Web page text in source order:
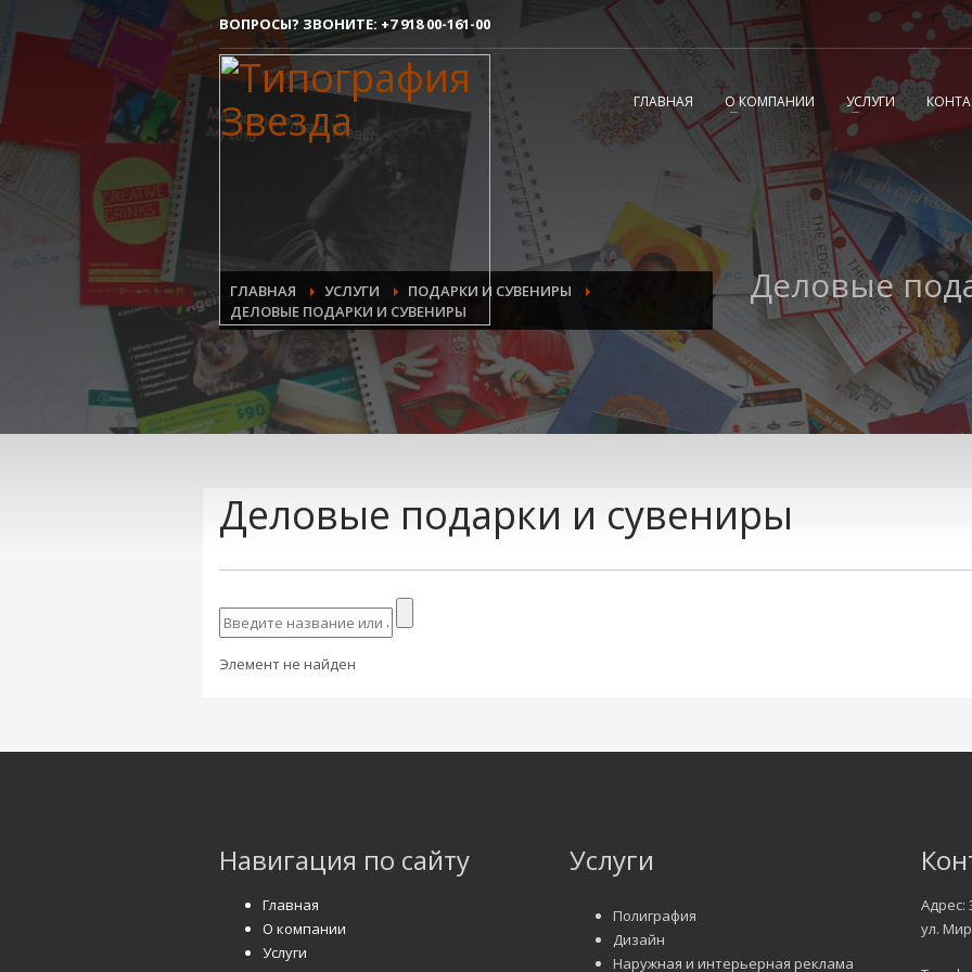
Как сделать заказ
1 Вы делаете заявку. Согласовываем макет.
Получаете готовый
заказ!
Все очень просто, но если возникли вопросы, пишите нам на tereshnko-pavel@yandex.ruили звоните по
контактым номерам.
ВОПРОСЫ? ЗВОНИТЕ: +7 918 00-161-00
ГЛАВНАЯ О КОМПАНИИ УСЛУГИ
ГЛАВНАЯ УСЛУГИ
ПОДАРКИ И СУВЕНИРЫ
ДЕЛОВЫЕ ПОДАРКИ И СУВЕНИРЫ
Деловые
Деловые подарки и сувениры
Элемент не найден
Навигация по сайту
Главная
О компании
Услуги
Услуги
Полиграфия
Дизайн
Наружная и интерьерная реклама
Адрес:
ул.